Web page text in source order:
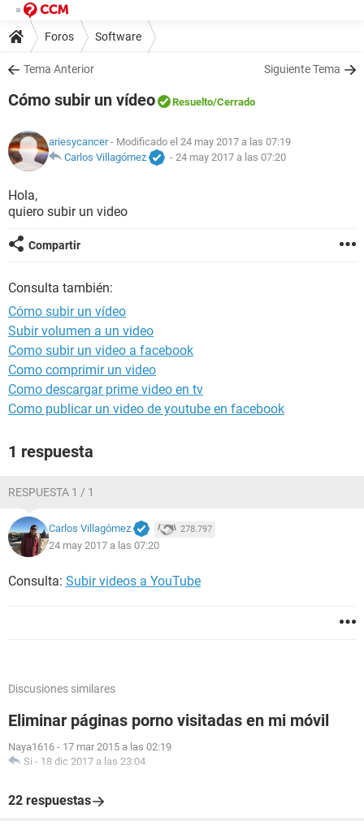
Foros Software
Tema Anterior Siguiente Tema
Cómo subir un vídeo Resuelto/Cerrado
ariesycancer- Modificado el 24 may 2017 a las 07:19
Carlos Villagómez
- 24 may 2017 a las 07:20
Hola,
quiero subir un video
Compartir
Consulta también:
Cómo subir un vídeo
Subir volumen a un video
Como subir un video a facebook
Como comprimir un video
Como descargar prime video en tv
Como publicar un video de youtube en facebook
1 respuesta
RESPUESTA 1 / 1
Carlos Villagómez 278.797
24 may 2017 a las 07:20
Consulta: Subir videos a YouTube
Discusiones similares
Eliminar páginas porno visitadas en mi móvil
Naya1616 - 17 mar 2015 a las 02:19
Si - 18 dic 2017 a las 23:04
22 respuestas